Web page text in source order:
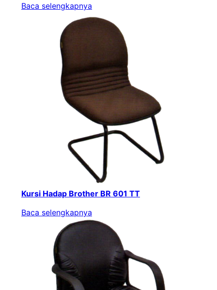
Baca selengkapnya
Kursi Hadap Brother BR 601 TT
Baca selengkapnya